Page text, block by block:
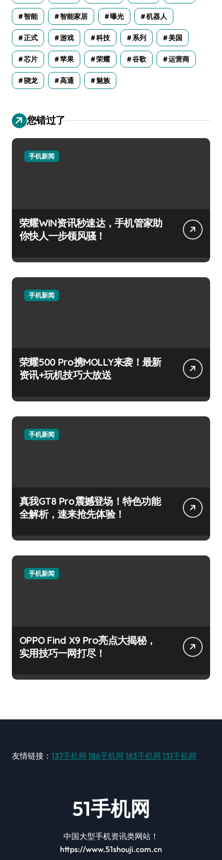
智能 智能家居 曝光 机器人
正式 游戏 科技 系列 美国
芯片 苹果 荣耀 谷歌 运营商
骁龙 高通 魅族
您错过了
手机新闻
荣耀WIN资讯秒速达，手机管家助
你快人一步领风骚！
手机新闻
荣耀500 Pro携MOLLY来袭！最新
资讯+玩机技巧大放送
手机新闻
真我GT8 Pro震撼登场！特色功能
全解析，速来抢先体验！
手机新闻
OPPO Find X9 Pro亮点大揭秘，
实用技巧一网打尽！
友情链接： 137手机网 186手机网 183手机网 131手机网
51手机网
中国大型手机资讯类网站！
https://www.51shouji.com.cn